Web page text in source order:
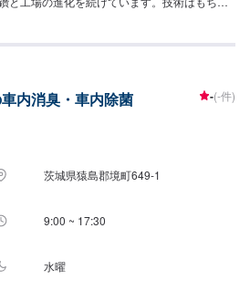
「対応力」で、お客様のカーライフのお役に
んから初めての方まで、ご来店を心からお待
お見積りにご納得いただければ作業開始
の持ち込み》☑新品・中古パーツの持ち込み
パーツのお写真や詳細などをお送りくださ
かりしている間、ご入用のお客様には代車
詳しくはお気軽にお問い合わせください。※ガ
きます。【定休日・営業時間】定休日：第
内消臭・車内除菌 -(-件)
茨城県猿島郡境町649-1
9:00 ~ 17:30
水曜